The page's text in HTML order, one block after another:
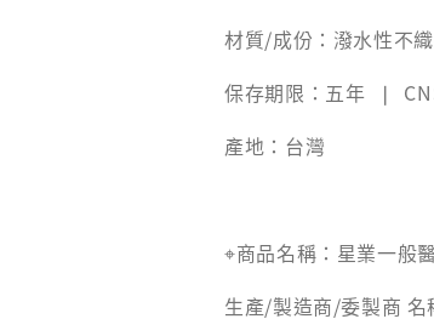
材質/成份：潑水性不
保存期限：五年 ❘
產地：台灣
⌖商品名稱：星業一般
生產/製造商/委製商 名